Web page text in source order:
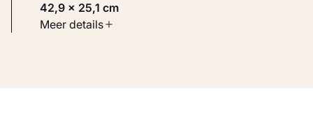
42,9 × 25,1 cm
Soort werk
Meer details